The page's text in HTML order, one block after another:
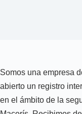
Somos una empresa
abierto un registro
en el ámbito de la